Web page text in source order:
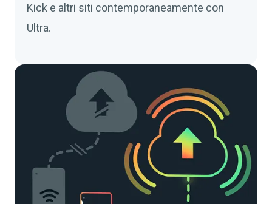
Kick e altri siti contemporaneamente con
Ultra.